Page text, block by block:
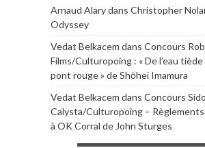
Arnaud Alarydans Christopher
Odyssey
Vedat Belkacem dans Concours
Films/Culturopoing : « De l’eau
pont rouge » de Shōhei Imamura
Vedat Belkacem dans Concours
Calysta/Culturopoing –
à OK Corral de John Sturges